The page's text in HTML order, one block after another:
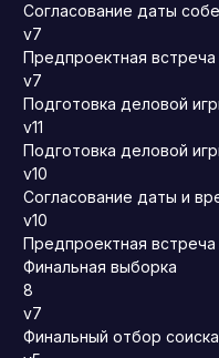
Согласование даты
v7
Предпроектная встреча
v7
Подготовка деловой
v11
Подготовка деловой
v10
Согласование даты и
v10
Предпроектная встреча
Финальная выборка
8
v7
Финальный отбор